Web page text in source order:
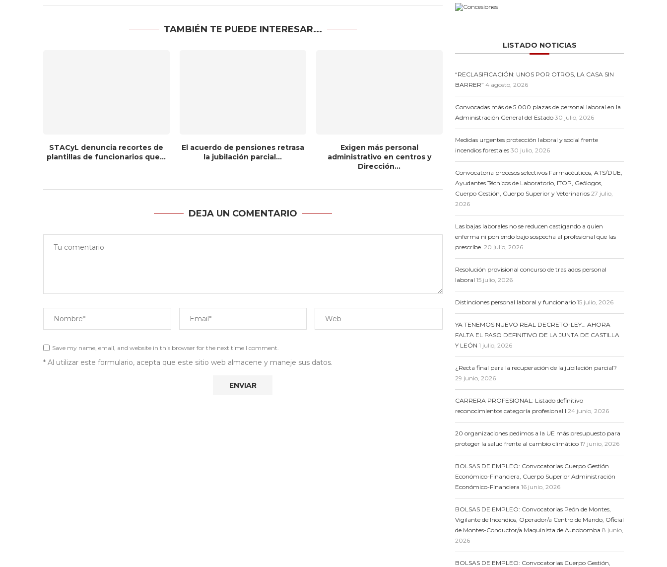
TAMBIÉN TE PUEDE INTERESAR...
STACyL denuncia recortes de
plantillas de funcionarios que...
El acuerdo de pensiones retrasa
la jubilación parcial...
Exigen más personal
administrativo en centros y
Dirección...
DEJA UN COMENTARIO
Save my name, email, and website in this browser for the next time I comment.
* Al utilizar este formulario, acepta que este sitio web almacene y maneje sus datos.
LISTADO NOTICIAS
“RECLASIFICACIÓN: UNOS POR OTROS, LA CASA SIN
BARRER” 4 agosto, 2026
Convocadas más de 5.000 plazas de personal laboral en la
Administración General del Estado 30 julio, 2026
Medidas urgentes protección laboral y social frente
incendios forestales 30 julio, 2026
Convocatoria procesos selectivos Farmacéuticos, ATS/DUE,
Ayudantes Técnicos de Laboratorio, ITOP, Geólogos,
Cuerpo Gestión, Cuerpo Superior y Veterinarios 27 julio,
2026
Las bajas laborales no se reducen castigando a quien
enferma ni poniendo bajo sospecha al profesional que las
prescribe. 20 julio, 2026
Resolución provisional concurso de traslados personal
laboral 15 julio, 2026
Distinciones personal laboral y funcionario 15 julio, 2026
YA TENEMOS NUEVO REAL DECRETO-LEY… AHORA
FALTA EL PASO DEFINITIVO DE LA JUNTA DE CASTILLA
Y LEÓN 1 julio, 2026
¿Recta final para la recuperación de la jubilación parcial?
29 junio, 2026
CARRERA PROFESIONAL: Listado definitivo
reconocimientos categoría profesional I 24 junio, 2026
20 organizaciones pedimos a la UE más presupuesto para
proteger la salud frente al cambio climático 17 junio, 2026
BOLSAS DE EMPLEO: Convocatorias Cuerpo Gestión
Económico-Financiera, Cuerpo Superior Administración
Económico-Financiera 16 junio, 2026
BOLSAS DE EMPLEO: Convocatorias Peón de Montes,
Vigilante de Incendios, Operador/a Centro de Mando, Oficial
de Montes-Conductor/a Maquinista de Autobomba 8 junio,
2026
BOLSAS DE EMPLEO: Convocatorias Cuerpo Gestión,